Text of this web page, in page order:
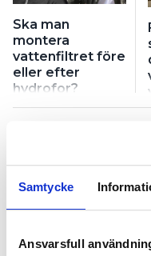
Samtycke
Ansvarsfull
Ska man
montera
vattenfiltret före
eller efter
hydrofor?
Ska man
före eller